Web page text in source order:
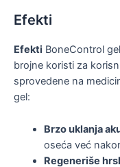
Efekti
Efekti BoneControl
brojne koristi za
sprovedene na
gel:
Brzo uklanja
oseća već
Regeneriše